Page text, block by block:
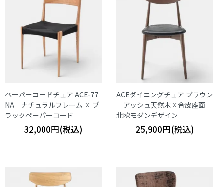
ペーパーコードチェア ACE-77
NA｜ナチュラルフレーム × ブ
ラックペーパーコード
32,000円(税込)
ACEダイニングチェア ブラウン
｜アッシュ天然木×合皮座面
北欧モダンデザイン
25,900円(税込)